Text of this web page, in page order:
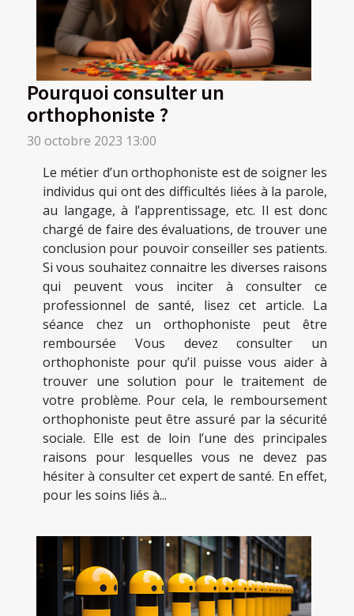
Pourquoi consulter un
orthophoniste ?
30 octobre 2023 13:00
Le métier d’un orthophoniste est de soigner les
individus qui ont des difficultés liées à la parole,
au langage, à l’apprentissage, etc. Il est donc
chargé de faire des évaluations, de trouver une
conclusion pour pouvoir conseiller ses patients.
Si vous souhaitez connaitre les diverses raisons
qui peuvent vous inciter à consulter ce
professionnel de santé, lisez cet article. La
séance chez un orthophoniste peut être
remboursée Vous devez consulter un
orthophoniste pour qu’il puisse vous aider à
trouver une solution pour le traitement de
votre problème. Pour cela, le remboursement
orthophoniste peut être assuré par la sécurité
sociale. Elle est de loin l’une des principales
raisons pour lesquelles vous ne devez pas
hésiter à consulter cet expert de santé. En effet,
pour les soins liés à...